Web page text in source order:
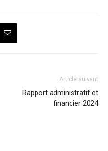
Article suivant
Rapport administratif et
financier 2024